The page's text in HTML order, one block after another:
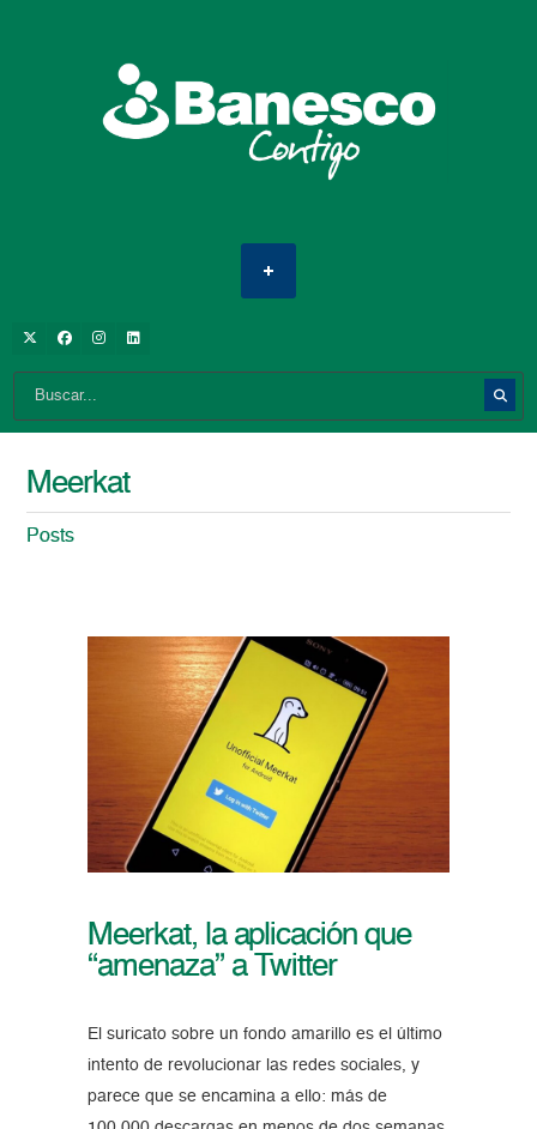
Meerkat
Posts
Meerkat, la aplicación que
“amenaza” a Twitter
El suricato sobre un fondo amarillo es el último
intento de revolucionar las redes sociales, y
parece que se encamina a ello: más de